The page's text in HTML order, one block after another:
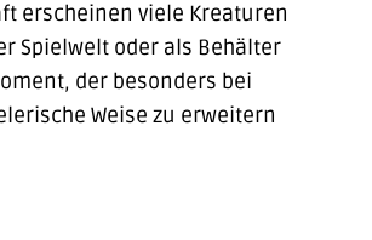
erscheinen viele Kreaturen
Spielwelt oder als Behälter
der besonders bei
Weise zu erweitern